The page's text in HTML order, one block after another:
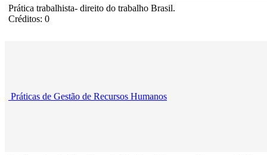
Prática trabalhista- direito do trabalho Brasil.
Créditos: 0
Práticas de Gestão de Recursos Humanos